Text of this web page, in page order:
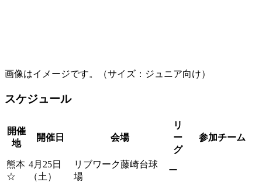
画像はイメージです。（サイズ：ジュニア向け）
スケジュール
開催
地
開催日 会場
リ
ー
グ
参加チーム
熊本
☆
4月25日
（土）
リブワーク藤崎台球
場
ー